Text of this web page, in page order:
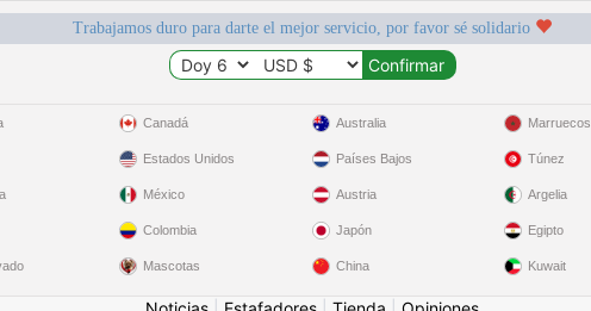
Trabajamos duro para darte el mejor servicio, por favor sé solidario
Canadá
Estados Unidos
México
Colombia
Mascotas
Australia
Países Bajos
Austria
Japón
China
Marruecos
Túnez
Argelia
Egipto
Kuwait